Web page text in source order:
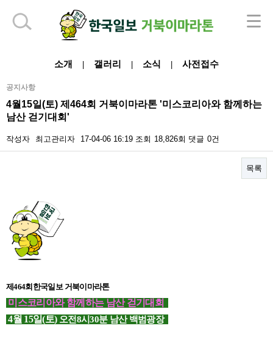
소개 갤러리 소식 사전접수
공지사항
4월15일(토) 제464회 거북이마라톤 '미스코리아와 함께하는
남산 걷기대회'
작성자 최고관리자 17-04-06 16:19 조회 18,826회 댓글 0건
목록
제464회 한국일보 거북이마라톤
미스코리아와 함께하는 남산 걷기대회
4월 15일(토) 오전8시30분 남산 백범광장
하단 영역